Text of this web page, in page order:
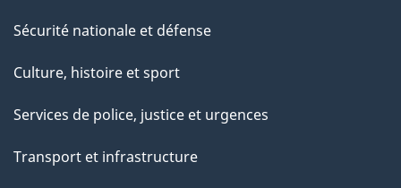
Sécurité nationale et défense
Culture, histoire et sport
Services de police, justice et urgences
Transport et infrastructure